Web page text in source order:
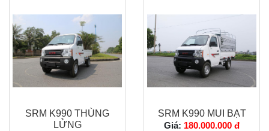
SRM K990 THÙNG
LỬNG
SRM K990 MUI BẠT
Giá: 180.000.000 đ